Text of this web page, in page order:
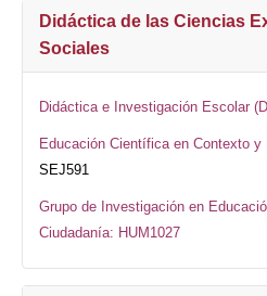
Didáctica de las Ciencias
Sociales
Didáctica e Investigación Escolar
Educación Científica en Contexto
SEJ591
Grupo de Investigación en
Ciudadanía: HUM1027